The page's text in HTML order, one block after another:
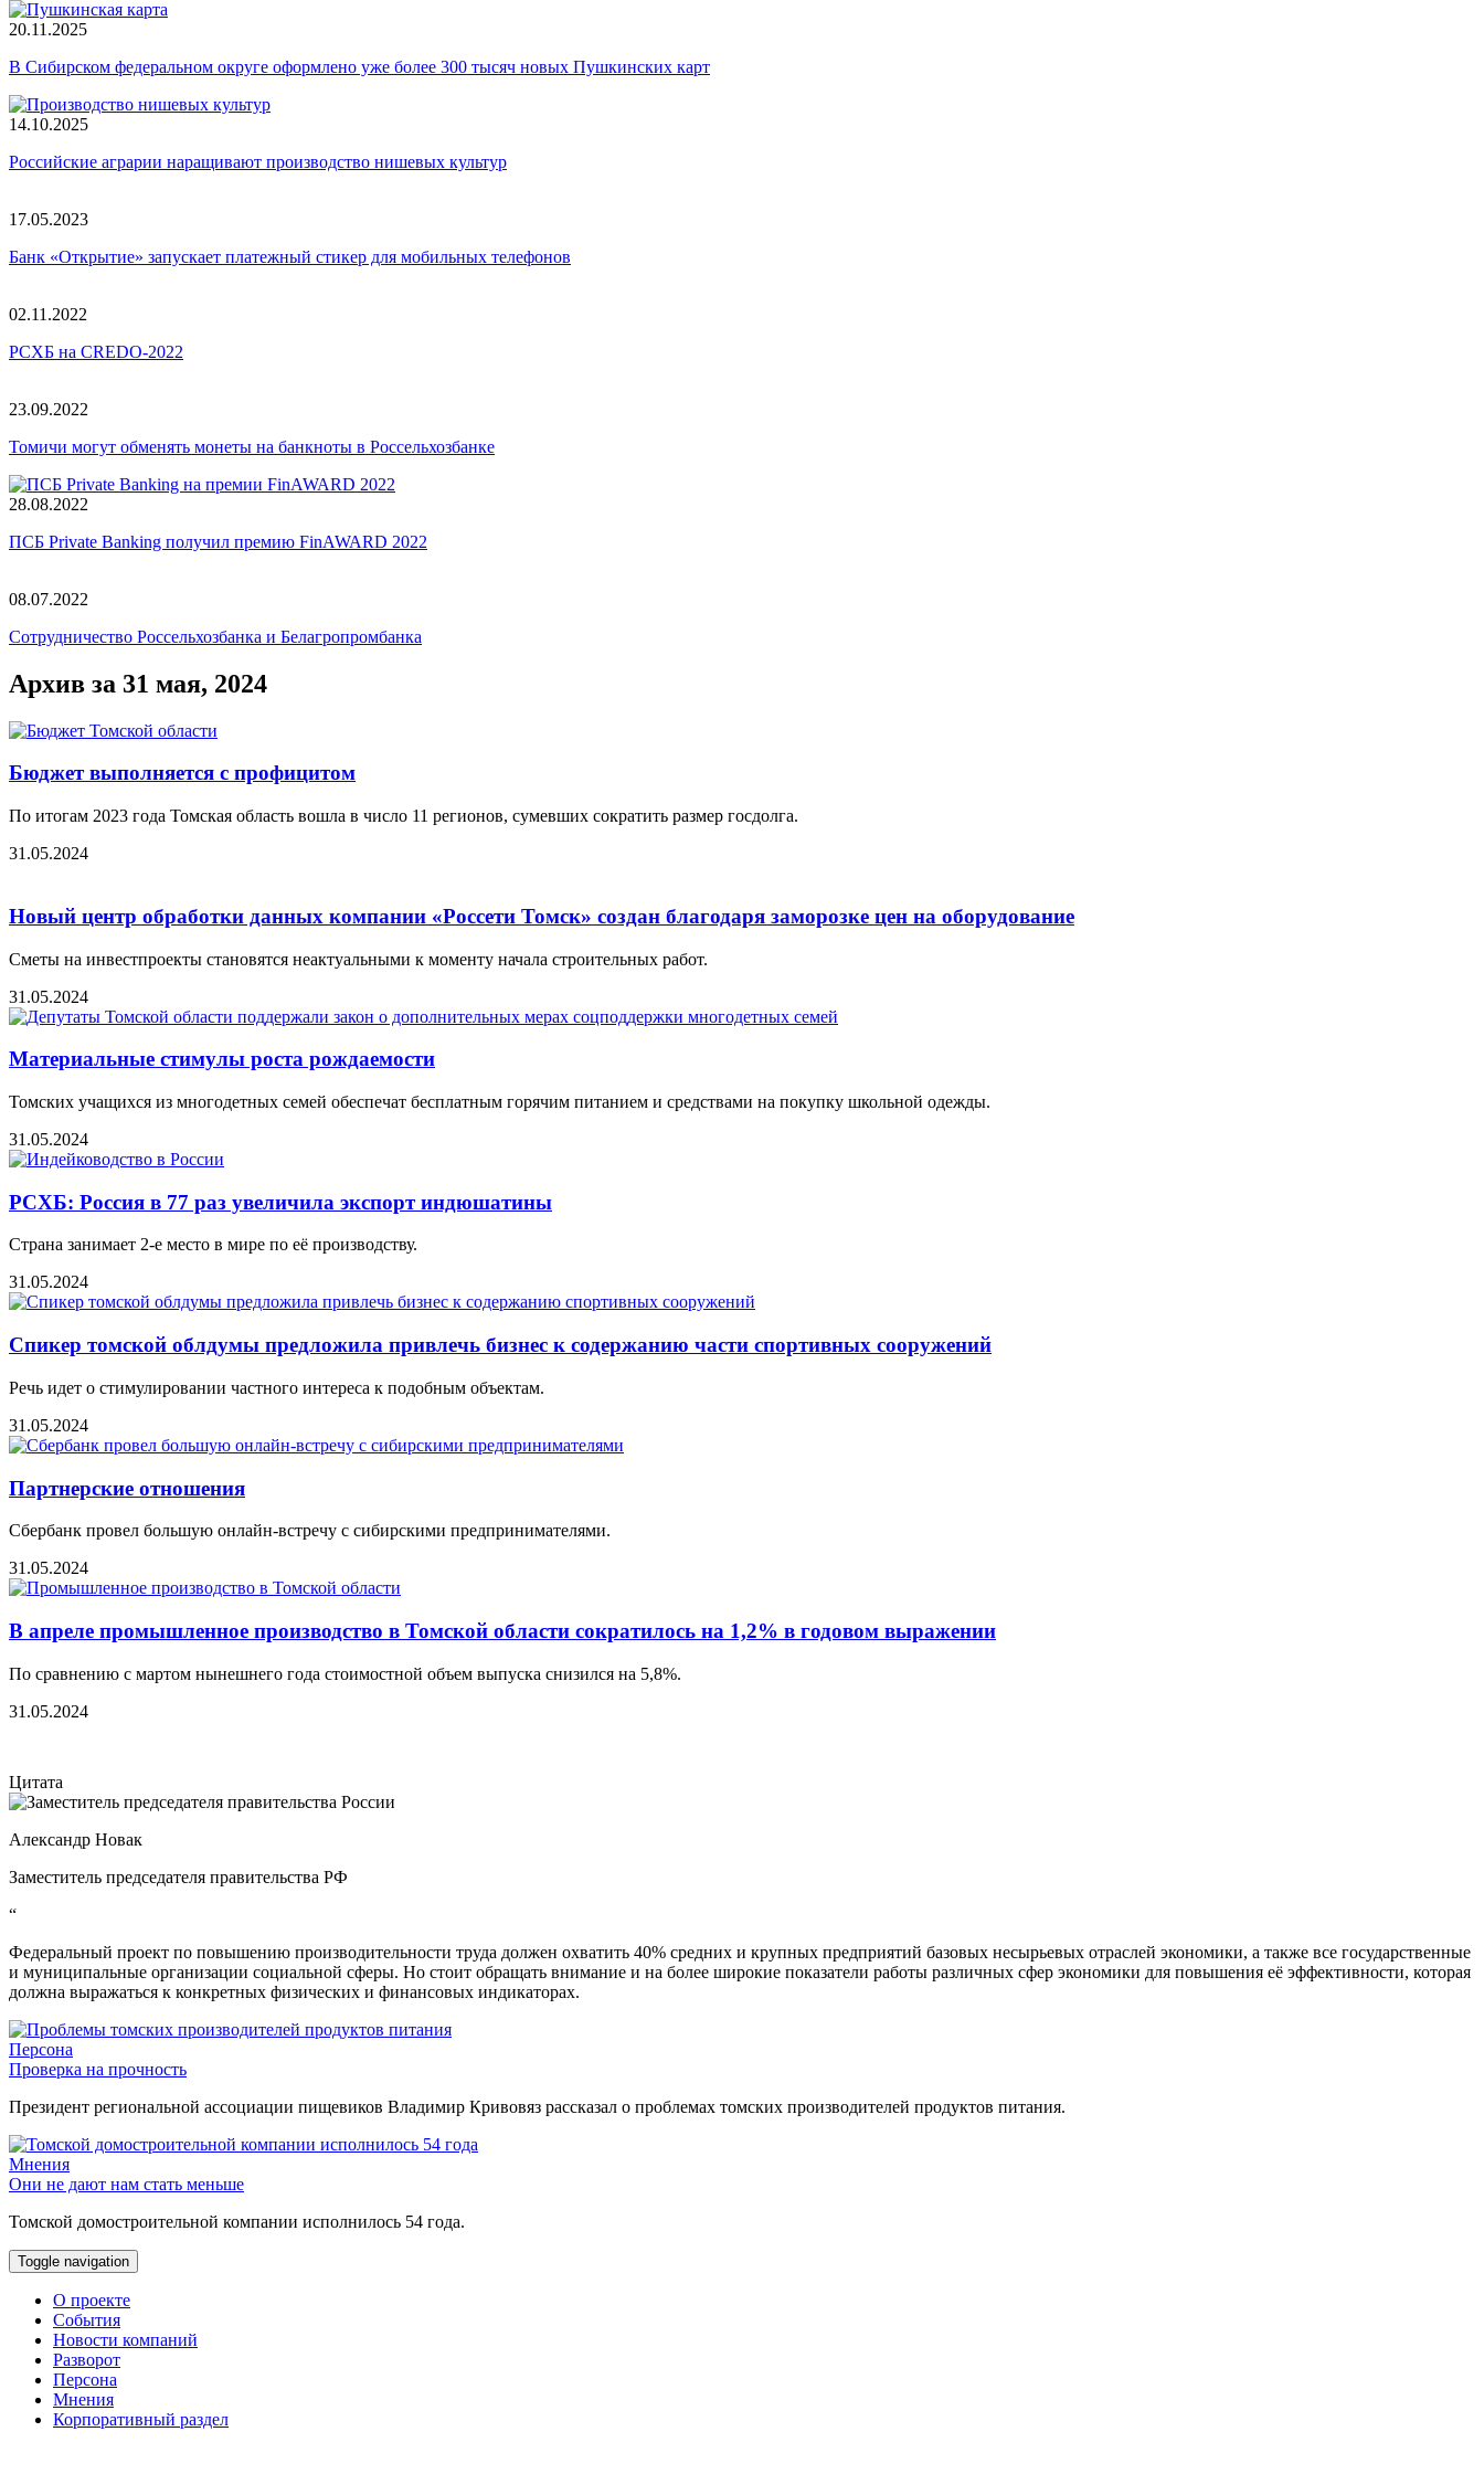
20.11.2025
В Сибирском федеральном округе оформлено уже более 300 тысяч новых Пушкинских карт
14.10.2025
Российские аграрии наращивают производство нишевых культур
17.05.2023
Банк «Открытие» запускает платежный стикер для мобильных телефонов
02.11.2022
РСХБ на CREDO-2022
23.09.2022
Томичи могут обменять монеты на банкноты в Россельхозбанке
28.08.2022
ПСБ Private Banking получил премию FinAWARD 2022
08.07.2022
Сотрудничество Россельхозбанка и Белагропромбанка
Архив за 31 мая, 2024
Бюджет выполняется с профицитом
По итогам 2023 года Томская область вошла в число 11 регионов, сумевших сократить размер госдолга.
31.05.2024
Новый центр обработки данных компании «Россети Томск» создан благодаря заморозке цен на оборудование
Сметы на инвестпроекты становятся неактуальными к моменту начала строительных работ.
31.05.2024
Материальные стимулы роста рождаемости
Томских учащихся из многодетных семей обеспечат бесплатным горячим питанием и средствами на покупку школьной одежды.
31.05.2024
РСХБ: Россия в 77 раз увеличила экспорт индюшатины
Страна занимает 2-е место в мире по её производству.
31.05.2024
Спикер томской облдумы предложила привлечь бизнес к содержанию части спортивных сооружений
Речь идет о стимулировании частного интереса к подобным объектам.
31.05.2024
Партнерские отношения
Сбербанк провел большую онлайн-встречу с сибирскими предпринимателями.
31.05.2024
В апреле промышленное производство в Томской области сократилось на 1,2% в годовом выражении
По сравнению с мартом нынешнего года стоимостной объем выпуска снизился на 5,8%.
31.05.2024
Цитата
Александр Новак
Заместитель председателя правительства РФ
“
Федеральный проект по повышению производительности труда должен охватить 40% средних и крупных предприятий базовых несырьевых отраслей экономики, а также все государственные
и муниципальные организации социальной сферы. Но стоит обращать внимание и на более широкие показатели работы различных сфер экономики для повышения её эффективности, которая
должна выражаться к конкретных физических и финансовых индикаторах.
Персона
Проверка на прочность
Президент региональной ассоциации пищевиков Владимир Кривовяз рассказал о проблемах томских производителей продуктов питания.
Мнения
Они не дают нам стать меньше
Томской домостроительной компании исполнилось 54 года.
Toggle navigation
О проекте
События
Новости компаний
Разворот
Персона
Мнения
Корпоративный раздел